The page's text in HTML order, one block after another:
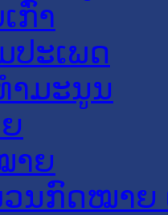
ກົ່າ
ປະເພດ
າມະນູນ
າຍ
ນກົດໝາຍ